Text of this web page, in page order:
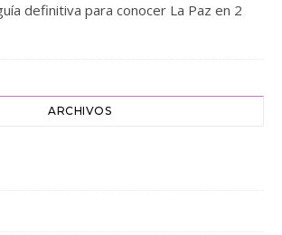
definitiva para conocer La Paz en 2
ARCHIVOS